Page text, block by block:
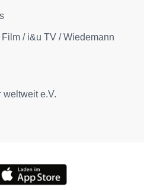
/ i&u TV / Wiedemann
weltweit e.V.